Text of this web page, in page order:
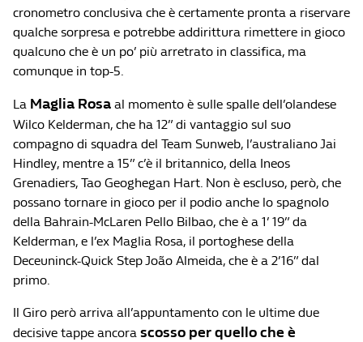
cronometro conclusiva che è certamente pronta a riservare
qualche sorpresa e potrebbe addirittura rimettere in gioco
qualcuno che è un po’ più arretrato in classifica, ma
comunque in top-5.
La Maglia Rosa al momento è sulle spalle dell’olandese
Wilco Kelderman, che ha 12” di vantaggio sul suo
compagno di squadra del Team Sunweb, l’australiano Jai
Hindley, mentre a 15” c’è il britannico, della Ineos
Grenadiers, Tao Geoghegan Hart. Non è escluso, però, che
possano tornare in gioco per il podio anche lo spagnolo
della Bahrain-McLaren Pello Bilbao, che è a 1’ 19” da
Kelderman, e l’ex Maglia Rosa, il portoghese della
Deceuninck-Quick Step João Almeida, che è a 2’16” dal
primo.
Il Giro però arriva all’appuntamento con le ultime due
decisive tappe ancora scosso per quello che è